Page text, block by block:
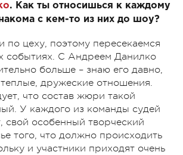
. Как ты относишься к каждому
с кем-то из них до шоу?
по цеху, поэтому пересекаемся
событиях. С Андреем Данилко
больше – знаю его давно,
дружеские отношения.
что состав жюри такой
У каждого из команды судей
свой особенный творческий
того, что должно происходить
и участники приходят очень